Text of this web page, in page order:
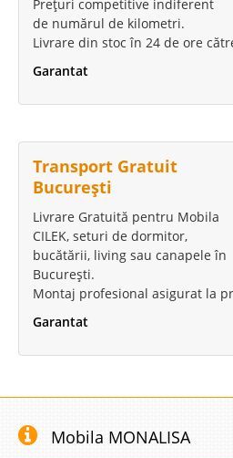
Prețuri competitive indiferent
de numărul de kilometri.
Livrare din stoc în 24 de ore
Garantat
Transport Gratuit
București
Livrare Gratuită pentru Mobila
CILEK, seturi de dormitor,
bucătării, living sau canapele în
București.
Montaj profesional asigurat la
Garantat
Mobila MONALISA